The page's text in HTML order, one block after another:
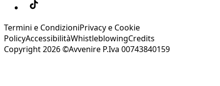
Termini e CondizioniPrivacy e Cookie
PolicyAccessibilitàWhistleblowingCredits
Copyright 2026 ©Avvenire P.Iva 00743840159